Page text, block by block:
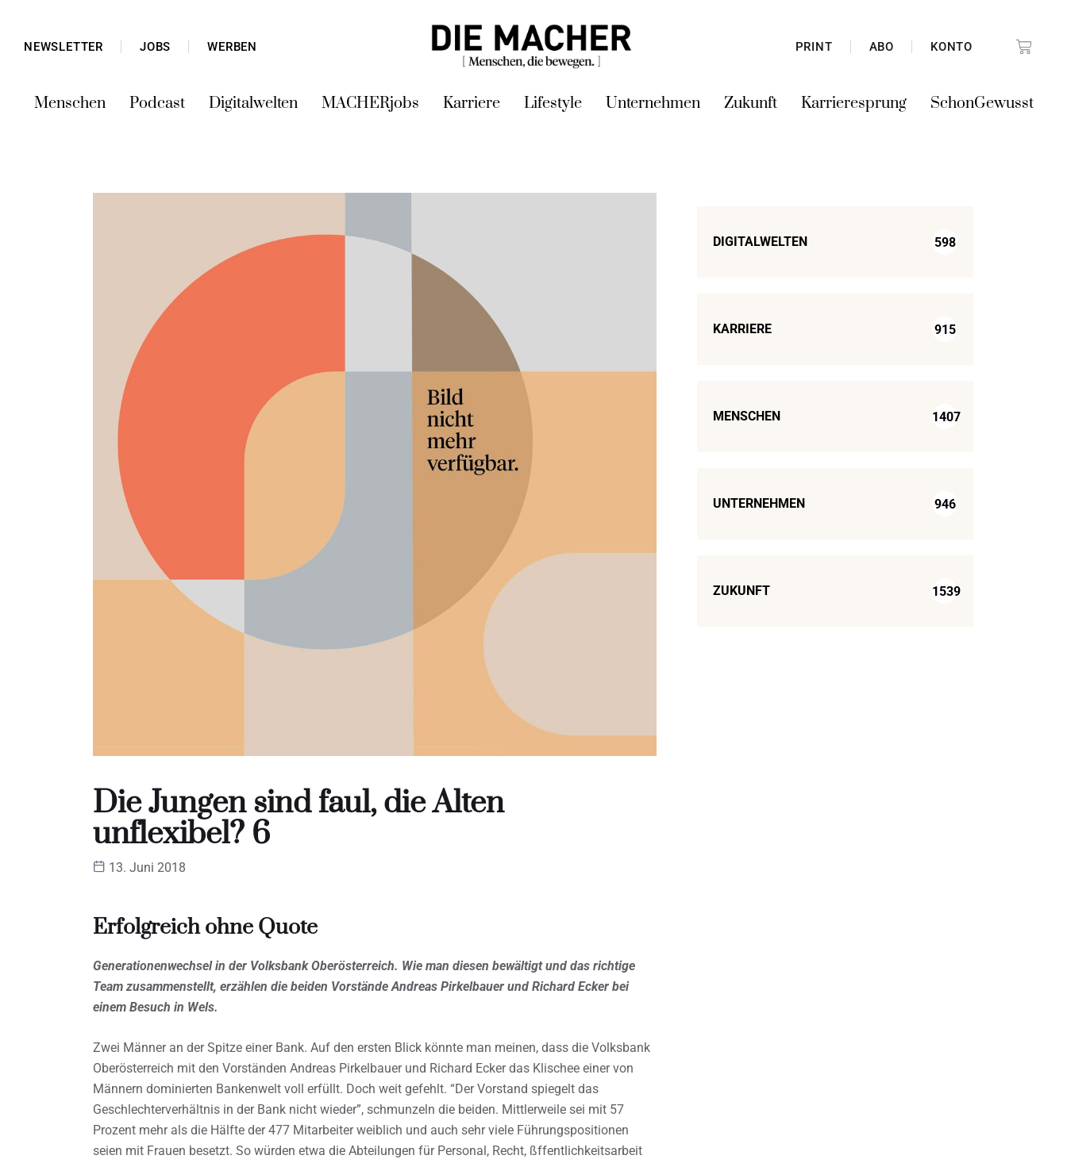
NEWSLETTER JOBS WERBEN PRINT ABO KONTO
Menschen Podcast Digitalwelten MACHERjobs Karriere Lifestyle Unternehmen Zukunft Karrieresprung SchonGewusst
Die Jungen sind faul, die Alten
unflexibel? 6
13. Juni 2018
Erfolgreich ohne Quote
Generationenwechsel in der Volksbank Oberösterreich. Wie man diesen bewältigt und das richtige
Team zusammenstellt, erzählen die beiden Vorstände Andreas Pirkelbauer und Richard Ecker bei
einem Besuch in Wels.
Zwei Männer an der Spitze einer Bank. Auf den ersten Blick könnte man meinen, dass die Volksbank
Oberösterreich mit den Vorständen Andreas Pirkelbauer und Richard Ecker das Klischee einer von
Männern dominierten Bankenwelt voll erfüllt. Doch weit gefehlt. “Der Vorstand spiegelt das
Geschlechterverhältnis in der Bank nicht wieder”, schmunzeln die beiden. Mittlerweile sei mit 57
Prozent mehr als die Hälfte der 477 Mitarbeiter weiblich und auch sehr viele Führungspositionen
seien mit Frauen besetzt. So würden etwa die Abteilungen für Personal, Recht, ßffentlichkeitsarbeit
DIGITALWELTEN 598
KARRIERE 915
MENSCHEN 1407
UNTERNEHMEN 946
ZUKUNFT 1539